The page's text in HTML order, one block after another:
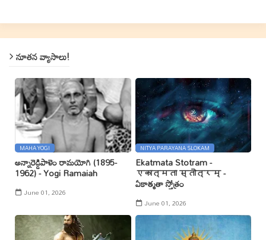
నూతన వ్యాసాలు!
MAHA YOGI
అన్నారెడ్డిపాళెం రామయోగి (1895-
1962) - Yogi Ramaiah
June 01, 2026
NITYA PARAYANA SLOKAM
Ekatmata Stotram -
एकात्मता स्तोत्रम् -
ఏకాత్మతా స్తోత్రం
June 01, 2026